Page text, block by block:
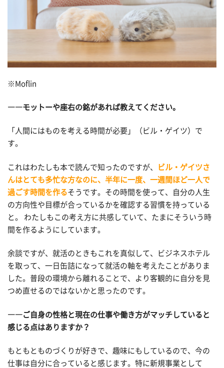
※Moflin
――モットーや座右の銘があれば教えてください。
「人間にはものを考える時間が必要」（ビル・ゲイツ）で
す。
これはわたしも本で読んで知ったのですが、
ビル・ゲイツさ
んはとても多忙な方なのに、半年に一度、一週間ほど一人で
過ごす時間を作るそうです。その時間を使って、自分の人生
の方向性や目標が合っているかを確認する習慣を持っている
と。 わたしもこの考え方に共感していて、たまにそういう時
間を作るようにしています。
余談ですが、就活のときもこれを真似して、ビジネスホテル
を取って、一日缶詰になって就活の軸を考えたことがありま
した。普段の環境から離れることで、より客観的に自分を見
つめ直せるのではないかと思ったのです。
――ご自身の性格と現在の仕事や働き方がマッチしていると
感じる点はありますか？
もともとものづくりが好きで、趣味にもしているので、今の
仕事は自分に合っていると感じます。特に新規事業として